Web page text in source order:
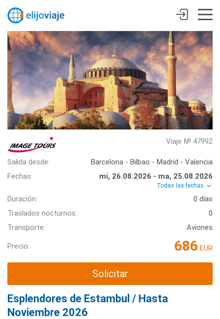
Viaje № 47992
Salida desde:
Barcelona - Bilbao - Madrid - Valencia
Fechas:
mi, 26.08.2026 - ma, 25.08.2026
Todas las fechas
Duración:
0 días
Traslados nocturnos:
0
Transporte:
Aviones
Precio: 686 EUR
Solicitar
Esplendores de Estambul / Hasta
Noviembre 2026